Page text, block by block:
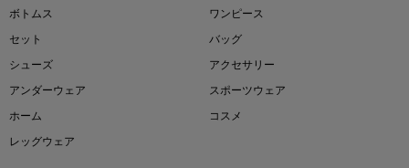
ボトムス
ワンピース
セット
バッグ
シューズ
アクセサリー
アンダーウェア
スポーツウェア
ホーム
コスメ
レッグウェア